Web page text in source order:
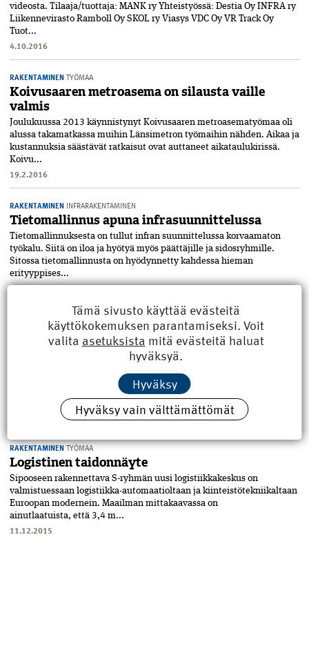
videosta. Tilaaja/tuottaja: MANK ry Yhteistyössä: Destia Oy INFRA ry
Liikennevirasto Ramboll Oy SKOL ry Viasys VDC Oy VR Track Oy
Tuot...
4.10.2016
RAKENTAMINENTYÖMAA
Koivusaaren metroasema on silausta vaille
valmis
Joulukuussa 2013 käynnistynyt Koivusaaren metroasematyömaa oli
alussa takamatkassa muihin Länsimetron työmaihin nähden. Aikaa ja
kustannuksia säästävät ratkaisut ovat auttaneet aikataulukirissä.
Koivu...
19.2.2016
RAKENTAMINEN INFRARAKENTAMINEN
Tietomallinnus apuna infrasuunnittelussa
Tietomallinnuksesta on tullut infran suunnittelussa korvaamaton
työkalu. Siitä on iloa ja hyötyä myös päättäjille ja sidosryhmille.
Sitossa tietomallinnusta on hyödynnetty kahdessa hieman
erityyppises...
19.2.2016
RAKENTAMINEN TYÖMAA
Jätkäsaaren pilvenpiirtäjähotelli tulee kuin
tuleekin
Pitkä juupas-eipäs vääntö Jätkäsaaren tornihotellista päättyi juupas-
kannan voittoon. Toteutuvan hankkeen myötä norjalainen
pääurakoitsija HENT Ab myös etabloitui Suomeen. Vauhdilla uudeksi
kaupungino...
RAKENTAMINENTYÖMAA
Logistinen taidonnäyte
Sipooseen rakennettava S-ryhmän uusi logistiikkakeskus on
valmistuessaan logistiikka-automaatioltaan ja kiinteistötekniikaltaan
Euroopan modernein. Maailman mittakaavassa on
ainutlaatuista, että 3,4 m...
11.12.2015
Tämä sivusto käyttää evästeitä
käyttökokemuksen parantamiseksi. Voit
valita asetuksista mitä evästeitä haluat
hyväksyä.
Hyväksy
Hyväksy vain välttämättömät